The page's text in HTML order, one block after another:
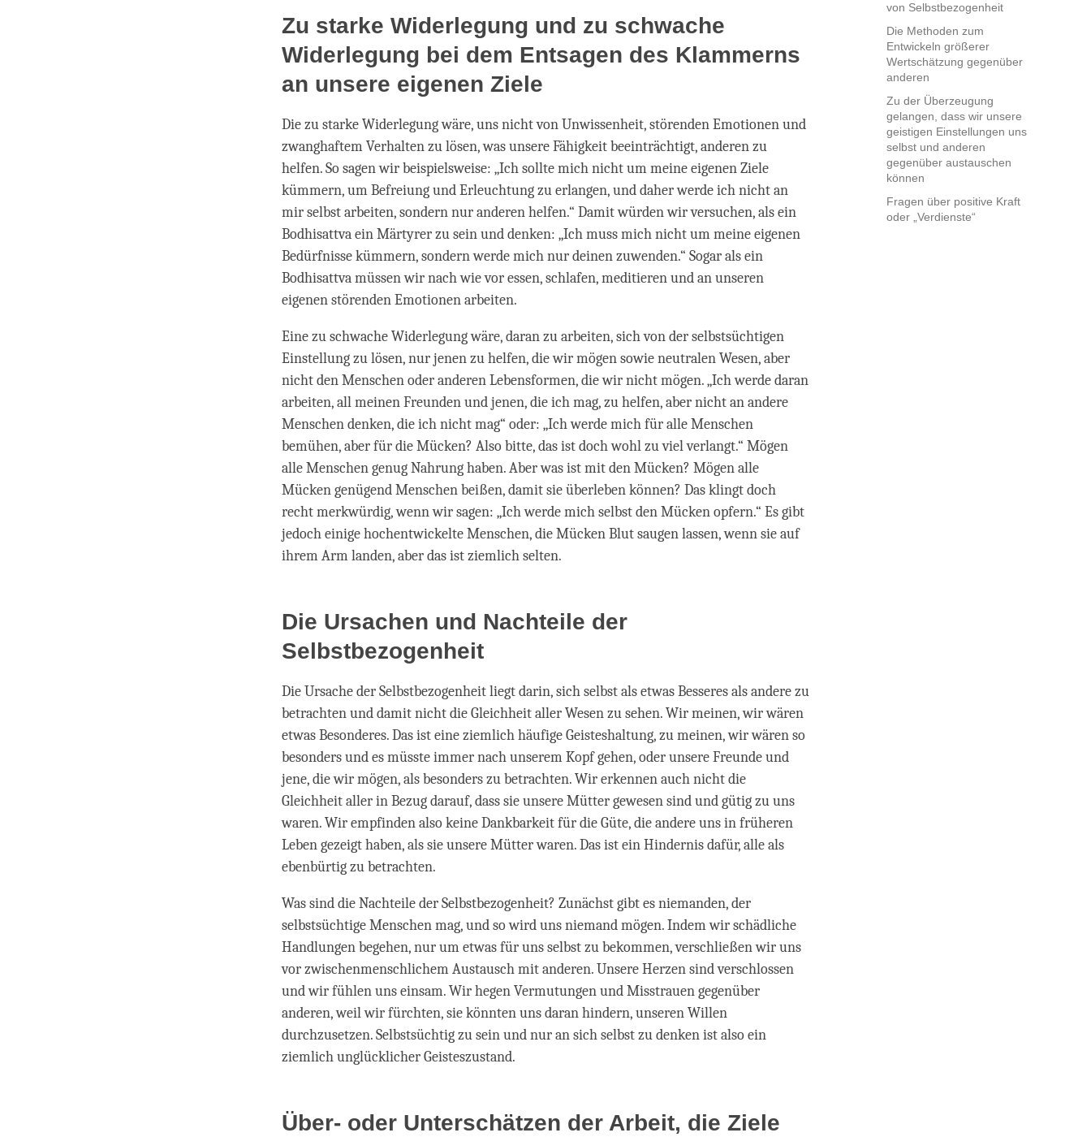
von Selbstbezogenheit
Die Methoden zum
Entwickeln größerer
Wertschätzung gegenüber
anderen
Zu der Überzeugung
gelangen, dass wir unsere
geistigen Einstellungen uns
selbst und anderen
gegenüber austauschen
können
Fragen über positive Kraft
oder „Verdienste“
Zu starke Widerlegung und zu schwache
Widerlegung bei dem Entsagen des Klammerns
an unsere eigenen Ziele
Die zu starke Widerlegung wäre, uns nicht von Unwissenheit, störenden Emotionen und
zwanghaftem Verhalten zu lösen, was unsere Fähigkeit beeinträchtigt, anderen zu
helfen. So sagen wir beispielsweise: „Ich sollte mich nicht um meine eigenen Ziele
kümmern, um Befreiung und Erleuchtung zu erlangen, und daher werde ich nicht an
mir selbst arbeiten, sondern nur anderen helfen.“ Damit würden wir versuchen, als ein
Bodhisattva ein Märtyrer zu sein und denken: „Ich muss mich nicht um meine eigenen
Bedürfnisse kümmern, sondern werde mich nur deinen zuwenden.“ Sogar als ein
Bodhisattva müssen wir nach wie vor essen, schlafen, meditieren und an unseren
eigenen störenden Emotionen arbeiten.
Eine zu schwache Widerlegung wäre, daran zu arbeiten, sich von der selbstsüchtigen
Einstellung zu lösen, nur jenen zu helfen, die wir mögen sowie neutralen Wesen, aber
nicht den Menschen oder anderen Lebensformen, die wir nicht mögen. „Ich werde daran
arbeiten, all meinen Freunden und jenen, die ich mag, zu helfen, aber nicht an andere
Menschen denken, die ich nicht mag“ oder: „Ich werde mich für alle Menschen
bemühen, aber für die Mücken? Also bitte, das ist doch wohl zu viel verlangt.“ Mögen
alle Menschen genug Nahrung haben. Aber was ist mit den Mücken? Mögen alle
Mücken genügend Menschen beißen, damit sie überleben können? Das klingt doch
recht merkwürdig, wenn wir sagen: „Ich werde mich selbst den Mücken opfern.“ Es gibt
jedoch einige hochentwickelte Menschen, die Mücken Blut saugen lassen, wenn sie auf
ihrem Arm landen, aber das ist ziemlich selten.
Die Ursachen und Nachteile der
Selbstbezogenheit
Die Ursache der Selbstbezogenheit liegt darin, sich selbst als etwas Besseres als andere zu
betrachten und damit nicht die Gleichheit aller Wesen zu sehen. Wir meinen, wir wären
etwas Besonderes. Das ist eine ziemlich häufige Geisteshaltung, zu meinen, wir wären so
besonders und es müsste immer nach unserem Kopf gehen, oder unsere Freunde und
jene, die wir mögen, als besonders zu betrachten. Wir erkennen auch nicht die
Gleichheit aller in Bezug darauf, dass sie unsere Mütter gewesen sind und gütig zu uns
waren. Wir empfinden also keine Dankbarkeit für die Güte, die andere uns in früheren
Leben gezeigt haben, als sie unsere Mütter waren. Das ist ein Hindernis dafür, alle als
ebenbürtig zu betrachten.
Was sind die Nachteile der Selbstbezogenheit? Zunächst gibt es niemanden, der
selbstsüchtige Menschen mag, und so wird uns niemand mögen. Indem wir schädliche
Handlungen begehen, nur um etwas für uns selbst zu bekommen, verschließen wir uns
vor zwischenmenschlichem Austausch mit anderen. Unsere Herzen sind verschlossen
und wir fühlen uns einsam. Wir hegen Vermutungen und Misstrauen gegenüber
anderen, weil wir fürchten, sie könnten uns daran hindern, unseren Willen
durchzusetzen. Selbstsüchtig zu sein und nur an sich selbst zu denken ist also ein
ziemlich unglücklicher Geisteszustand.
Über- oder Unterschätzen der Arbeit, die Ziele